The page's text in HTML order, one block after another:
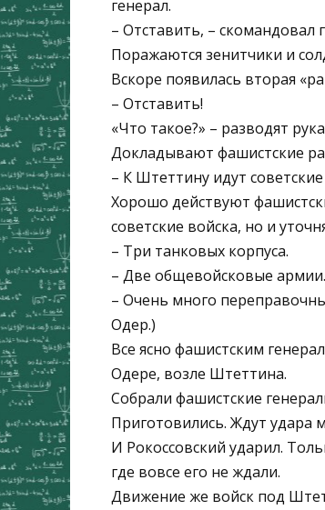
генерал.
– Отставить, – скомандовал
Поражаются зенитчики и
Вскоре появилась вторая
– Отставить!
«Что такое?» – разводят
Докладывают фашистские
– К Штеттину идут советские
Хорошо действуют
советские войска, но и
– Три танковых корпуса.
– Две общевойсковые армии.
– Очень много
Одер.)
Все ясно фашистским
Одере, возле Штеттина.
Собрали фашистские
Приготовились. Ждут удара
И Рокоссовский ударил.
где вовсе его не ждали.
Движение же войск под